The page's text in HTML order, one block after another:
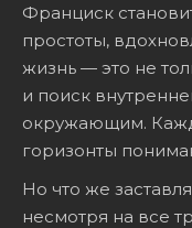
Франциск
простоты,
жизнь — это не
и поиск
окружающим.
горизонты
Но что же
несмотря на все